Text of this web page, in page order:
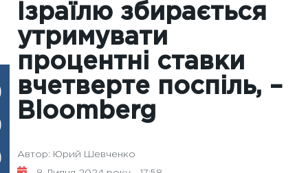
Ізраїлю збирається
утримувати
процентні ставки
вчетверте поспіль, –
Bloomberg
Автор: Юрий Шевченко